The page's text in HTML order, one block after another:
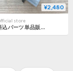
¥2,480
store